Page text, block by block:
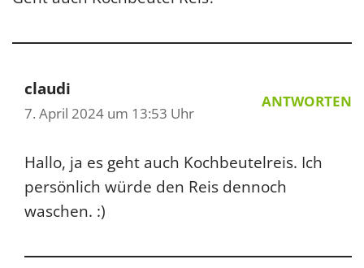
claudi
7. April 2024 um 13:53 Uhr
ANTWORTEN
Hallo, ja es geht auch Kochbeutelreis. Ich
persönlich würde den Reis dennoch
waschen. :)